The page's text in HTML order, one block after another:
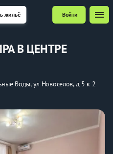
жильё Войти menu
В ЦЕНТРЕ
Воды, ул Новоселов, д 5 к 2